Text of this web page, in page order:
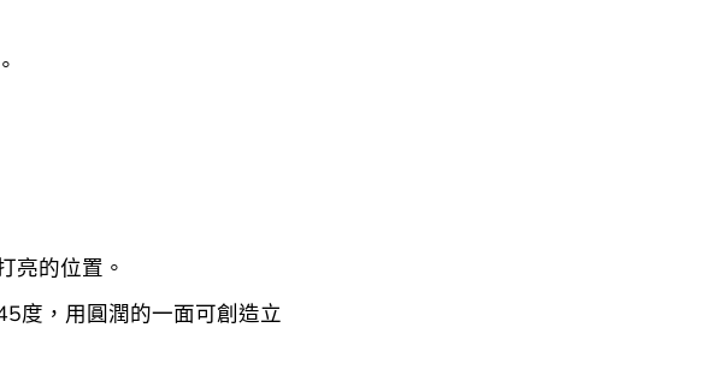
亮的位置。
度，用圓潤的一面可創造立